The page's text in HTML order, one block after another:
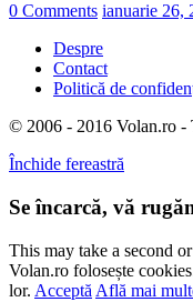
0 Comments ianuarie 26,
Despre
Contact
Politică de
© 2006 - 2016 Volan.ro -
Închide fereastră
Se încarcă, vă
This may take a second
Volan.ro folosește
lor. Acceptă Află mai